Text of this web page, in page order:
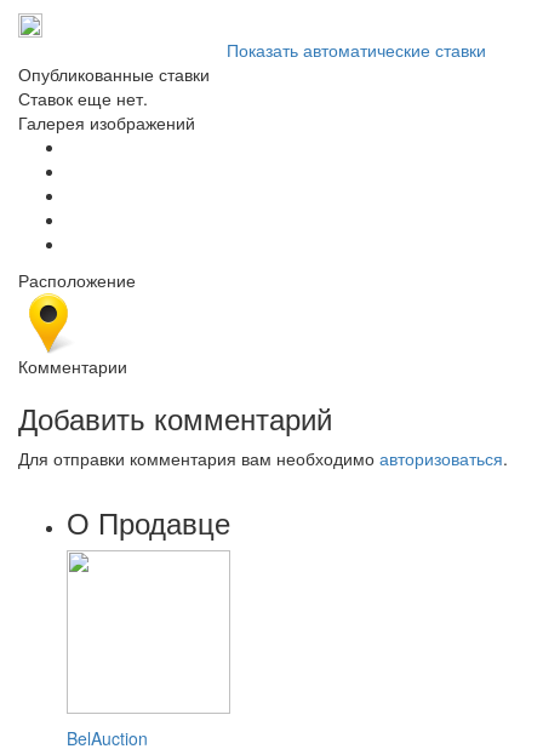
Показать автоматические ставки
Опубликованные ставки
Ставок еще нет.
Галерея изображений
Расположение
Комментарии
Добавить комментарий
Для отправки комментария вам необходимо авторизоваться.
О Продавце
BelAuction